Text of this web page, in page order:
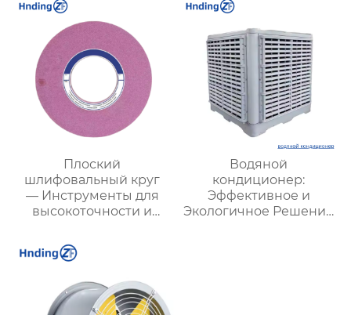
высокой точностью |
Профессиональные
решения для
полировки
поверхностей
подземных туннелей
Плоский
шлифовальный круг
— Инструменты для
высокоточности и
обработки
Водяной
кондиционер:
Эффективное и
Экологичное Решение